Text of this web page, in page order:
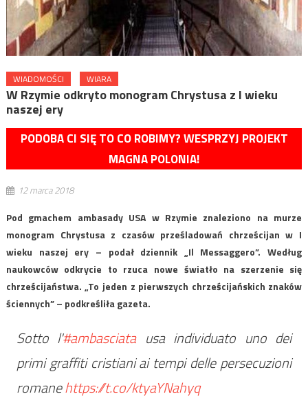
WIADOMOŚCI WIARA
W Rzymie odkryto monogram Chrystusa z I wieku
naszej ery
PODOBA CI SIĘ TO CO ROBIMY? WESPRZYJ PROJEKT
MAGNA POLONIA!
12 marca 2018
Pod gmachem ambasady USA w Rzymie znaleziono na murze
monogram Chrystusa z czasów prześladowań chrześcijan w I
wieku naszej ery – podał dziennik „Il Messaggero”. Według
naukowców odkrycie to rzuca nowe światło na szerzenie się
chrześcijaństwa. „To jeden z pierwszych chrześcijańskich znaków
ściennych” – podkreśliła gazeta.
Sotto l'#ambasciatausa individuato uno dei
primi graffiti cristiani ai tempi delle persecuzioni
romanehttps://t.co/ktyaYNahyq